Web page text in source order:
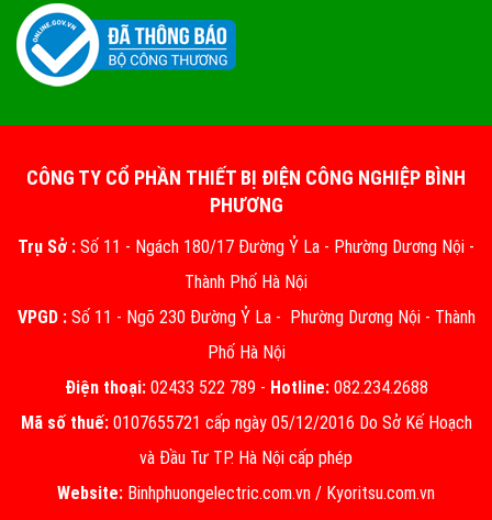
CÔNG TY CỔ PHẦN THIẾT BỊ ĐIỆN CÔNG NGHIỆP BÌNH
PHƯƠNG
Trụ Sở : Số 11 - Ngách 180/17 Đường Ỷ La - Phường Dương Nội -
Thành Phố Hà Nội
VPGD :Số 11 - Ngõ 230 Đường Ỷ La - Phường Dương Nội - Thành
Phố Hà Nội
Điện thoại:02433 522 789 - Hotline:082.234.2688
Mã số thuế:0107655721 cấp ngày 05/12/2016 Do Sở Kế Hoạch
và Đầu Tư TP. Hà Nội cấp phép
Website: Binhphuongelectric.com.vn / Kyoritsu.com.vn